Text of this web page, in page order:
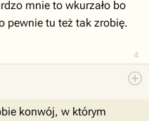
4
mnie to wkurzało bo
pewnie tu też tak zrobię.
konwój, w którym